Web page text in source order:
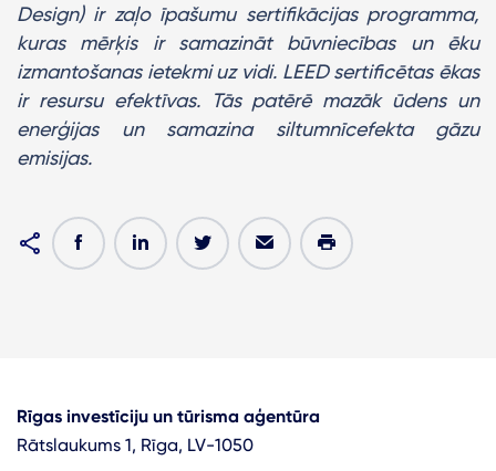
Design) ir zaļo īpašumu sertifikācijas programma,
kuras mērķis ir samazināt būvniecības un ēku
izmantošanas ietekmi uz vidi. LEED sertificētas ēkas
ir resursu efektīvas. Tās patērē mazāk ūdens un
enerģijas un samazina siltumnīcefekta gāzu
emisijas.
Rīgas investīciju un tūrisma aģentūra
Rātslaukums 1, Rīga, LV-1050